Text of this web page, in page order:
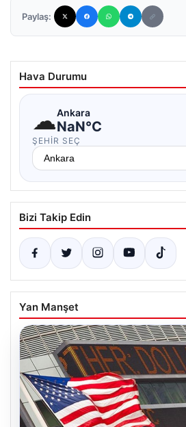
Paylaş:
Hava Durumu
☁Ankara
NaN°C
ŞEHIR SEÇ
Bizi Takip Edin
Yan Manşet